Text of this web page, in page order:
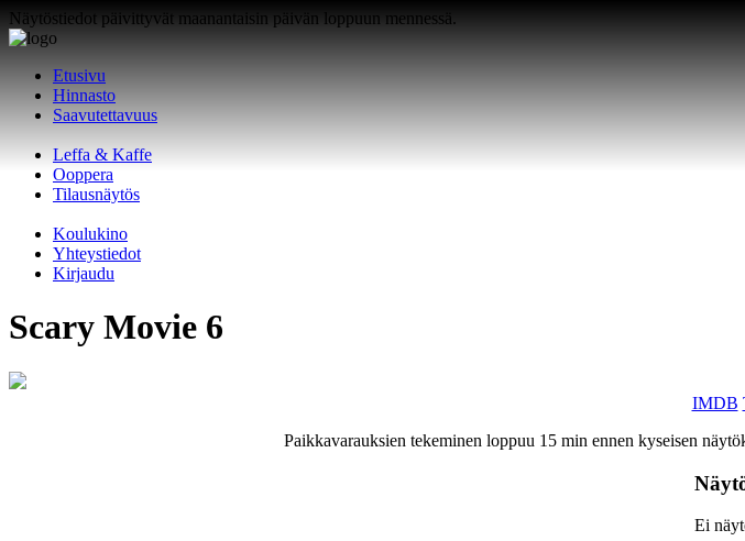
Näytöstiedot päivittyvät maanantaisin päivän loppuun mennessä.
Etusivu
Hinnasto
Saavutettavuus
Leffa & Kaffe
Ooppera
Tilausnäytös
Koulukino
Yhteystiedot
Kirjaudu
Scary Movie 6
IMDB
Paikkavarauksien tekeminen loppuu 15 min ennen kyseisen
Ei